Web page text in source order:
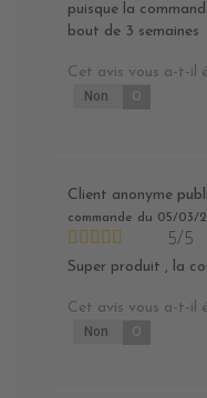
puisque la
bout de 3 semaines
Cet avis vous a-t-il
Non 0
Client anonyme
commande du 05/03/
5/5
Super produit , la
Cet avis vous a-t-il
Non 0